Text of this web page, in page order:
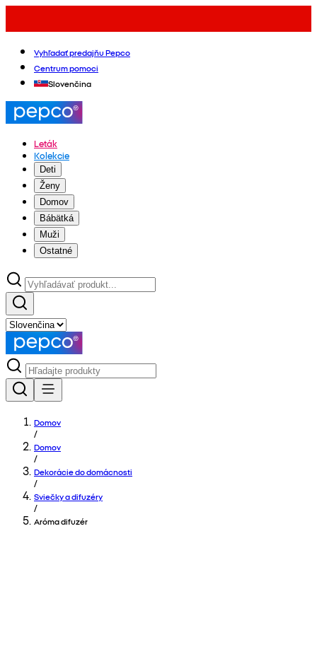
Vyhľadať predajňu Pepco
Centrum pomoci
Slovenčina
Leták
Kolekcie
Deti
Ženy
Domov
Bábätká
Muži
Ostatné
Domov
/
Domov
/
Dekorácie do domácnosti
/
Sviečky a difuzéry
/
Aróma difuzér